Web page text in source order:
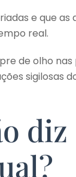
e que as
real.
de olho
sigilosas
diz